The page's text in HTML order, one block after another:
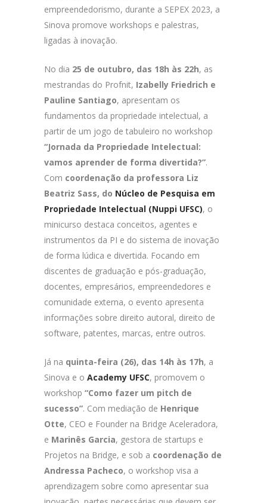
empreendedorismo, durante a SEPEX 2023, a
Sinova promove workshops e palestras,
ligadas à inovação.
No dia 25 de outubro, das 18h às 22h, as
mestrandas do Profnit, Izabelly Friedrich e
Pauline Santiago, apresentam os
fundamentos da propriedade intelectual, a
partir de um jogo de tabuleiro no workshop
“Jornada da Propriedade Intelectual:
vamos aprender de forma divertida?”.
Com coordenação da professora Liz
Beatriz Sass, do Núcleo de Pesquisa em
Propriedade Intelectual (Nuppi UFSC), o
minicurso destaca conceitos, agentes e
instrumentos da PI e do sistema de inovação
de forma lúdica e divertida. Focando em
discentes de graduação e pós-graduação,
docentes, empresários, empreendedores e
comunidade externa, o evento apresenta
informações sobre direito autoral, direito de
software, patentes, marcas, entre outros.
Já na quinta-feira (26), das 14h às 17h, a
Sinova e o Academy UFSC, promovem o
workshop “Como fazer um pitch de
sucesso”. Com mediação de Henrique
Otte, CEO e Founder na Bridge Aceleradora,
e Marinês Garcia, gestora de startups e
Projetos na Bridge, e sob a coordenação de
Andressa Pacheco, o workshop visa a
aprendizagem sobre como apresentar sua